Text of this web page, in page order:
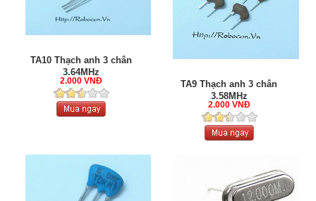
TA10 Thạch anh 3 chân
3.64MHz
2.000 VNĐ
TA9 Thạch anh 3 chân
3.58MHz
2.000 VNĐ